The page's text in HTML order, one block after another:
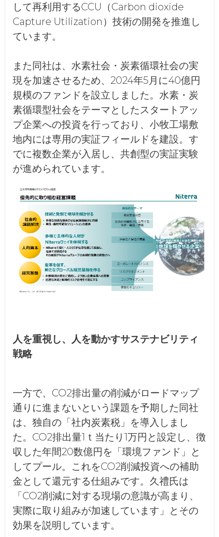
して再利用するCCU（Carbon dioxide
Capture Utilization）技術の開発を推進し
ています。
また同社は、水素社会・炭素循環社会の実
現を加速させるため、2024年5月に40億円
規模のファンドを設立しました。水素・炭
素循環型社会をテーマとしたスタートアッ
プ企業への投資を行っており、小牧工場敷
地内には専用の実証フィールドを建設。す
でに複数企業が入居し、共創型の実証実験
が進められています。
人を重視し、人を動かすサステナビリティ
戦略
一方で、CO2排出量の削減がロードマップ
通りに進まないという課題を予期した同社
は、独自の「社内炭素税」を導入しまし
た。CO2排出量1ｔ当たり1万円と設定し、徴
収した年間20数億円を「環境ファンド」と
してプール。これをCO2削減投資への補助
金として還元する仕組みです。久禮氏は
「CO2削減に対する現場の意識が高まり、
実際に取り組みが加速しています」とその
効果を説明しています。